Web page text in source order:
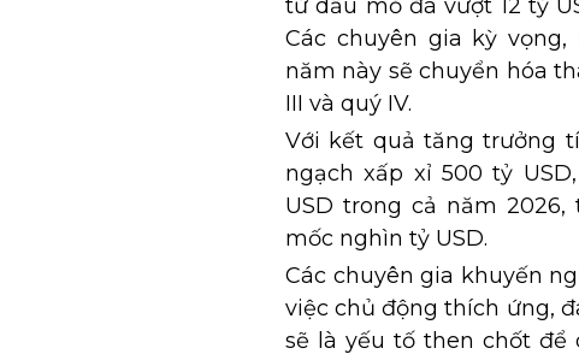
từ dầu mỏ đã vượt 12 tỷ
Các chuyên gia kỳ
năm này sẽ chuyển hóa
III và quý IV.
Với kết quả tăng trưởng
ngạch xấp xỉ 500 tỷ
USD trong cả năm
mốc nghìn tỷ USD.
Các chuyên gia khuyến
việc chủ động thích ứng,
sẽ là yếu tố then chốt